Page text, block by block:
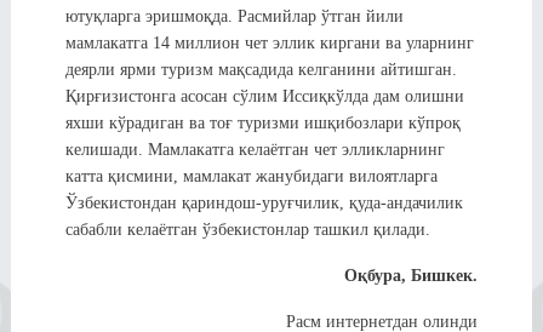
ютуқларга эришмоқда. Расмийлар ўтган йили
мамлакатга 14 миллион чет эллик киргани ва уларнинг
деярли ярми туризм мақсадида келганини айтишган.
Қирғизистонга асосан сўлим Иссиқкўлда дам олишни
яхши кўрадиган ва тоғ туризми ишқибозлари кўпроқ
келишади. Мамлакатга келаётган чет элликларнинг
катта қисмини, мамлакат жанубидаги вилоятларга
Ўзбекистондан қариндош-уруғчилик, қуда-андачилик
сабабли келаётган ўзбекистонлар ташкил қилади.
Оқбура, Бишкек.
Расм интернетдан олинди